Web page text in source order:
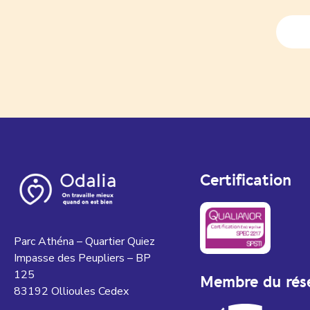
Parc Athéna – Quartier Quiez
Impasse des Peupliers – BP
125
83192 Ollioules Cedex
Certification
Membre du